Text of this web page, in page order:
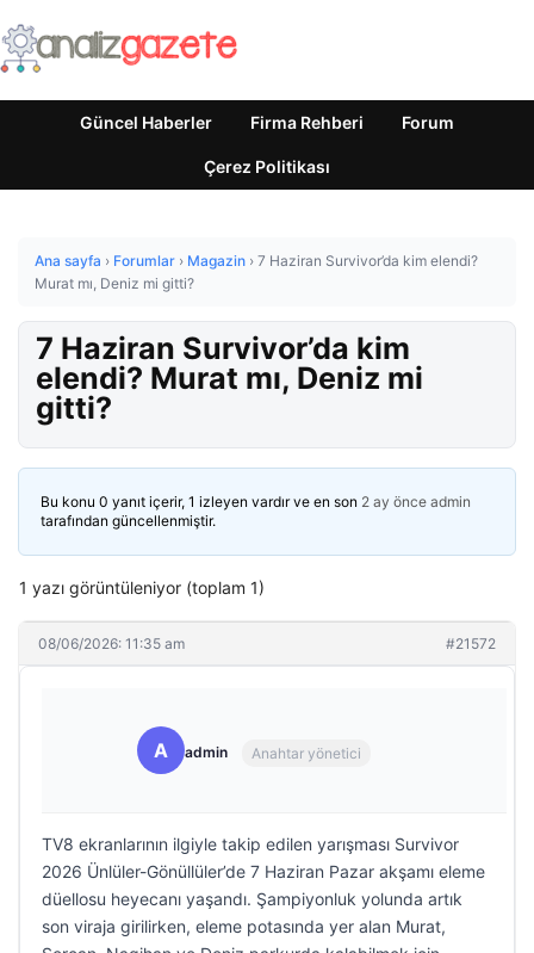
Güncel Haberler Firma Rehberi Forum
Çerez Politikası
Ana sayfa › Forumlar › Magazin › 7 Haziran Survivor’da kim elendi?
Murat mı, Deniz mi gitti?
7 Haziran Survivor’da kim
elendi? Murat mı, Deniz mi
gitti?
Bu konu 0 yanıt içerir, 1 izleyen vardır ve en son 2 ay önce admin
tarafından güncellenmiştir.
1 yazı görüntüleniyor (toplam 1)
08/06/2026: 11:35 am #21572
A admin Anahtar yönetici
TV8 ekranlarının ilgiyle takip edilen yarışması Survivor
2026 Ünlüler-Gönüllüler’de 7 Haziran Pazar akşamı eleme
düellosu heyecanı yaşandı. Şampiyonluk yolunda artık
son viraja girilirken, eleme potasında yer alan Murat,